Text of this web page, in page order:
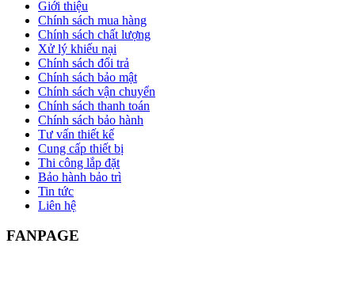
Giới thiệu
Chính sách mua hàng
Chính sách chất lượng
Xử lý khiếu nại
Chính sách đổi trả
Chính sách bảo mật
Chính sách vận chuyển
Chính sách thanh toán
Chính sách bảo hành
Tư vấn thiết kế
Cung cấp thiết bị
Thi công lắp đặt
Bảo hành bảo trì
Tin tức
Liên hệ
FANPAGE